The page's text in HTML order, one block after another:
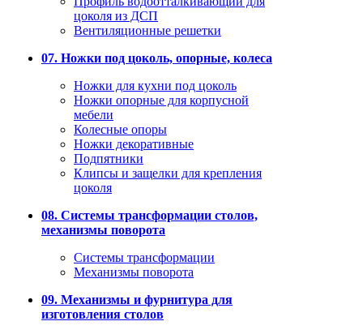
цоколя из ДСП
Вентиляционные решетки
07. Ножки под цоколь, опорные, колеса
Ножки для кухни под цоколь
Ножки опорные для корпусной
мебели
Колесные опоры
Ножки декоративные
Подпятники
Клипсы и защелки для крепления
цоколя
08. Системы трансформации столов,
механизмы поворота
Системы трансформации
Механизмы поворота
09. Механизмы и фурнитура для
изготовления столов